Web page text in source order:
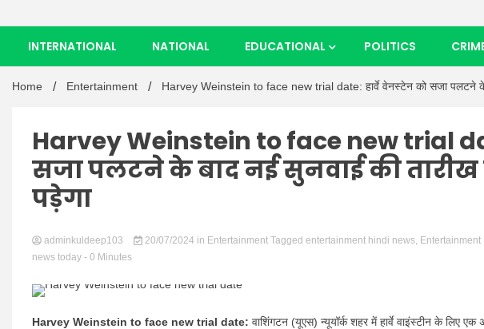
INTERNATIONAL NATIONAL EDUCATIONAL POLITICS
Home Entertainment Harvey Weinstein to face new trial date: हार्वे वेनस्टेन को सजा पलटने के
Harvey Weinstein to face new trial
सजा पलटने के बाद नई सुनवाई की
पड़ेगा
adminkuldeep103 20/07/2024 in Entertainment Tagged entertainment hindi news, Entertainment
news today - 0 Minutes
Harvey Weinstein to face new trial date: वाशिंगटन (यूएस) न्यूयॉर्क शहर में हार्वे वाइंस्टीन के लिए एक